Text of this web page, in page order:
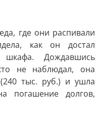
где они распивали
как он достал
Дождавшись
не наблюдал, она
тыс. руб.) и ушла
погашение долгов,